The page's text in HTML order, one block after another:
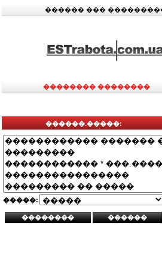
������ ���
�������� ��������
������.�����:
�����: